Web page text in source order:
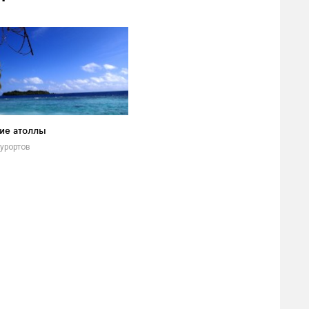
атоллы